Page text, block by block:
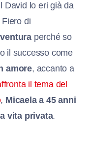
David lo eri già da
di
perché so
il successo come
amore, accanto a
il tema del
, Micaela a 45 anni
vita privata.